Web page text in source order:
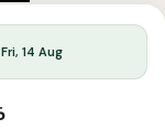
14 Aug